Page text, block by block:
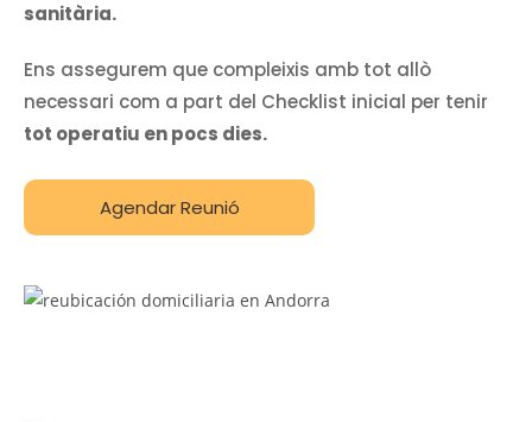
sanitària.
Ens assegurem que compleixis amb tot allò
necessari com a part del Checklist inicial per tenir
tot operatiu en pocs dies.
Agendar Reunió